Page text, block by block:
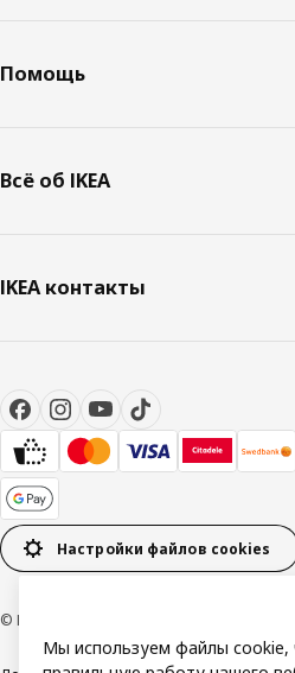
Помощь
Всё об IKEA
IKEA контакты
Настройки файлов cookies
© Inter IKEA Systems B.V. 1999-2026
Мы используем файлы cookie,